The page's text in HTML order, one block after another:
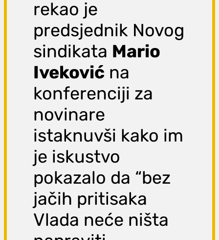
rekao je
predsjednik Novog
sindikata Mario
Iveković na
konferenciji za
novinare
istaknuvši kako im
je iskustvo
pokazalo da “bez
jačih pritisaka
Vlada neće ništa